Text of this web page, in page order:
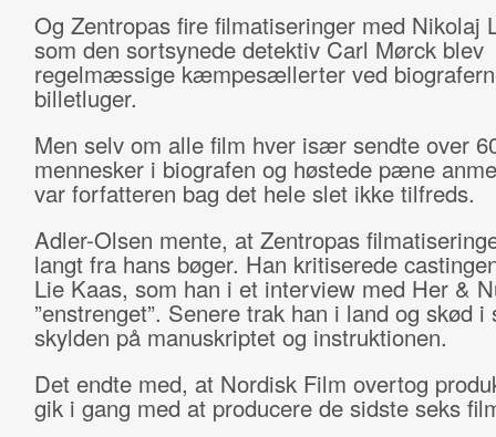
Og Zentropas fire filmatiseringer med Nikolaj
som den sortsynede detektiv Carl Mørck blev
regelmæssige kæmpesællerter ved
billetluger.
Men selv om alle film hver især sendte over
mennesker i biografen og høstede pæne
var forfatteren bag det hele slet ikke tilfreds.
Adler-Olsen mente, at Zentropas
langt fra hans bøger. Han kritiserede
Lie Kaas, som han i et interview med Her &
”enstrenget”. Senere trak han i land og skød i
skylden på manuskriptet og instruktionen.
Det endte med, at Nordisk Film overtog
gik i gang med at producere de sidste seks